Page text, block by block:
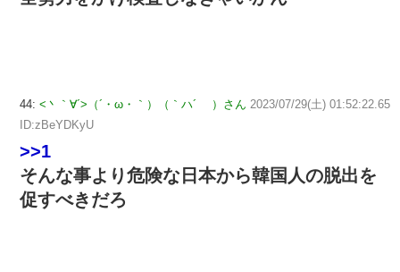
44: <丶｀∀´>（´・ω・｀）（｀ハ´ ）さん 2023/07/29(土) 01:52:22.65
ID:zBeYDKyU
>>1
そんな事より危険な日本から韓国人の脱出を
促すべきだろ